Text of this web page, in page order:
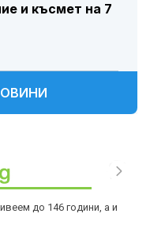
и късмет на 7
до 146 години, а и